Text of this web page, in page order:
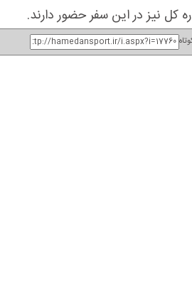
نیز در این سفر حضور دارند.